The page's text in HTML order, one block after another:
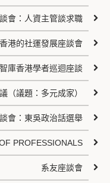
會：人資主管談求職
港的社運發展座談會
庫香港學者巡迴座談
（議題：多元成家）
會：東吳政治話選舉
PROFESSIONALS
系友座談會